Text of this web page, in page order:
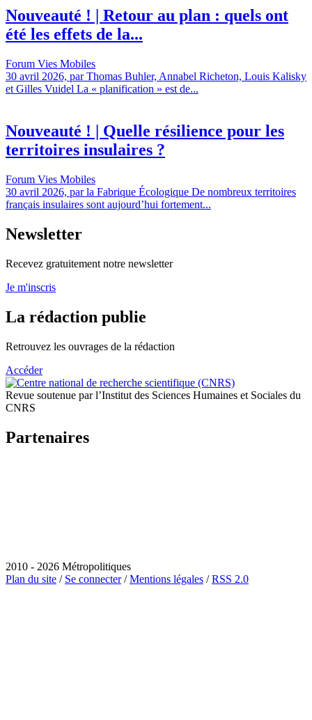
Nouveauté ! | Retour au plan : quels ont
été les effets de la...
Forum Vies Mobiles
30 avril 2026, par Thomas Buhler, Annabel Richeton, Louis Kalisky
et Gilles Vuidel La « planification » est de...
Nouveauté ! | Quelle résilience pour les
territoires insulaires ?
Forum Vies Mobiles
30 avril 2026, par la Fabrique Écologique De nombreux territoires
français insulaires sont aujourd’hui fortement...
Newsletter
Recevez gratuitement notre newsletter
Je m'inscris
La rédaction publie
Retrouvez les ouvrages de la rédaction
Accéder
Revue soutenue par l’Institut des Sciences Humaines et Sociales du
CNRS
Partenaires
2010 - 2026 Métropolitiques
Plan du site / Se connecter/Mentions légales /RSS 2.0